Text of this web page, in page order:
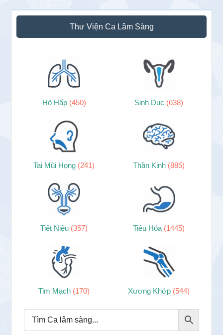
Thư Viện Ca Lâm Sàng
Hô Hấp (450) Sinh Dục (638)
Tai Mũi Họng (241) Thần Kinh (885)
Tiết Niệu (357) Tiêu Hóa (1445)
Tim Mạch (170) Xương Khớp (544)